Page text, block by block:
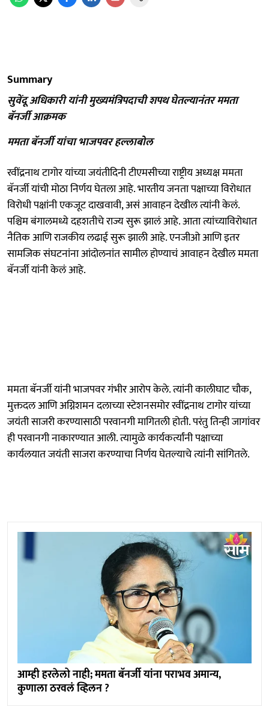
Summary
सुवेंदू अधिकारी यांनी मुख्यमंत्रिपदाची शपथ घेतल्यानंतर ममता
बॅनर्जी आक्रमक
ममता बॅनर्जी यांचा भाजपवर हल्लाबोल
रवींद्रनाथ टागोर यांच्या जयंतीदिनी टीएमसीच्या राष्ट्रीय अध्यक्ष ममता
बॅनर्जी यांची मोठा निर्णय घेतला आहे. भारतीय जनता पक्षाच्या विरोधात
विरोधी पक्षांनी एकजूट दाखवावी, असं आवाहन देखील त्यांनी केलं.
पश्चिम बंगालमध्ये दहशतीचे राज्य सुरू झालं आहे. आता त्यांच्याविरोधात
नैतिक आणि राजकीय लढाई सुरू झाली आहे. एनजीओ आणि इतर
सामजिक संघटनांना आंदोलनांत सामील होण्याचं आवाहन देखील ममता
बॅनर्जी यांनी केलं आहे.
ममता बॅनर्जी यांनी भाजपवर गंभीर आरोप केले. त्यांनी कालीघाट चौक,
मुक्तदल आणि अग्निशमन दलाच्या स्टेशनसमोर रवींद्रनाथ टागोर यांच्या
जयंती साजरी करण्यासाठी परवानगी मागितली होती. परंतु तिन्ही जागांवर
ही परवानगी नाकारण्यात आली. त्यामुळे कार्यकर्त्यांनी पक्षाच्या
कार्यलयात जयंती साजरा करण्याचा निर्णय घेतल्याचे त्यांनी सांगितले.
आम्ही हरलेलो नाही; ममता बॅनर्जी यांना पराभव अमान्य,
कुणाला ठरवलं व्हिलन ?